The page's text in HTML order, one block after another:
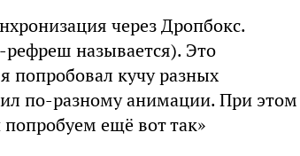
через Дропбокс.
называется). Это
попробовал кучу разных
по-разному анимации. При этом
ещё вот так»